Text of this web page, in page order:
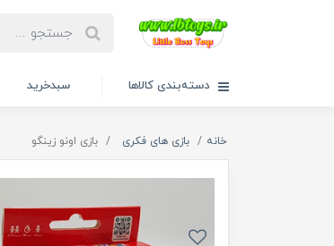
دسته‌بندی کالاها سبدخرید
خانه بازی های فکری بازی اونو زینگو